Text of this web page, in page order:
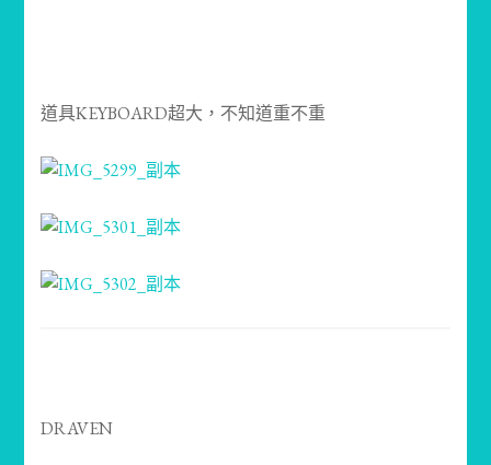
道具KEYBOARD超大，不知道重不重
DRAVEN